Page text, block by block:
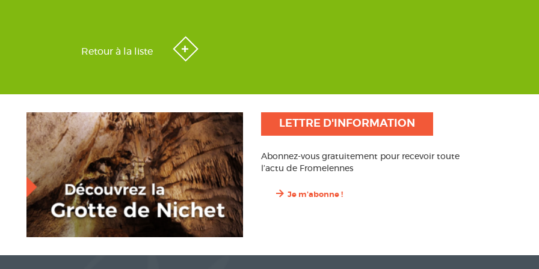
Retour à la liste
LETTRE D'INFORMATION
Abonnez-vous gratuitement pour recevoir toute
l’actu de Fromelennes
Je m'abonne !